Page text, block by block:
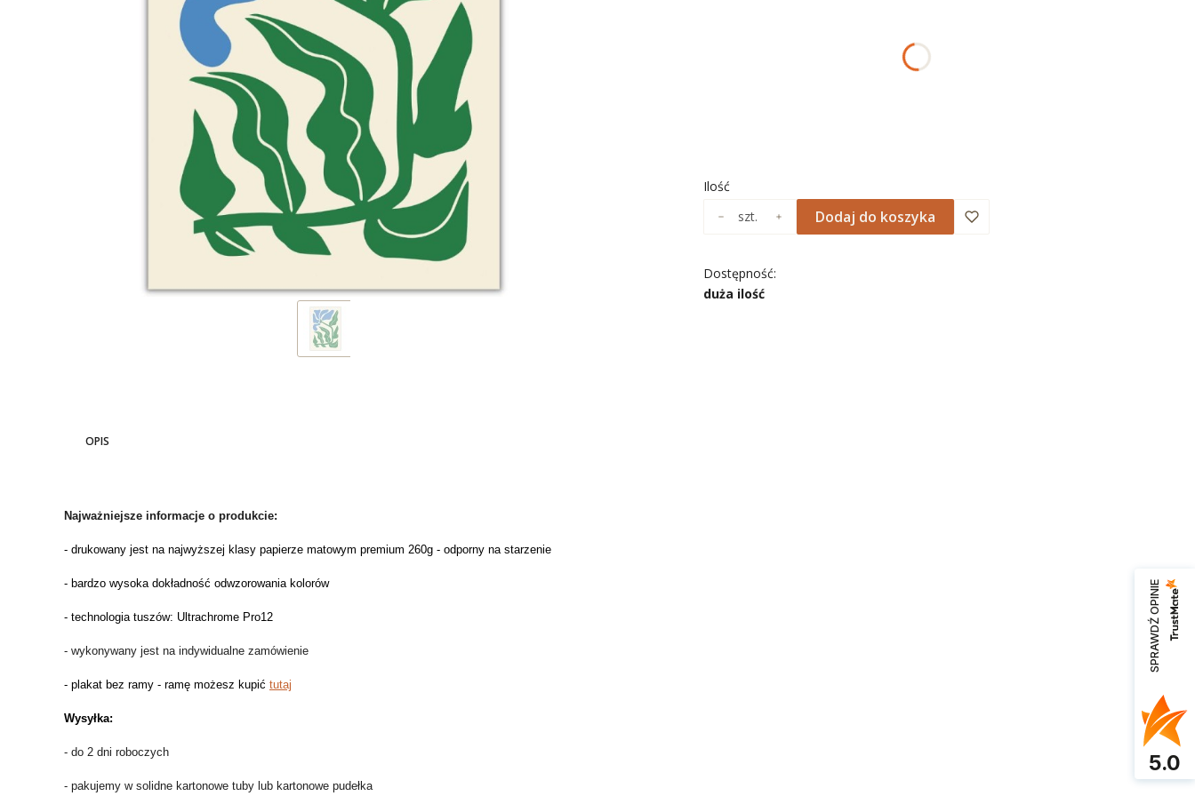
Ilość
szt.
Dodaj do koszyka
Dostępność:
duża ilość
OPIS
Najważniejsze informacje o produkcie:
- drukowany jest na najwyższej klasy papierze matowym premium 260g - odporny na starzenie
- bardzo wysoka dokładność odwzorowania kolorów
- technologia tuszów: Ultrachrome Pro12
- wykonywany jest na indywidualne zamówienie
- plakat bez ramy - ramę możesz kupić tutaj
Wysyłka:
- do 2 dni roboczych
- pakujemy w solidne kartonowe tuby lub kartonowe pudełka
SPRAWDŹ OPINIE
5.0